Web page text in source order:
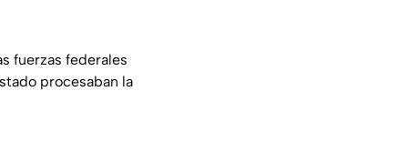
fuerzas federales
procesaban la